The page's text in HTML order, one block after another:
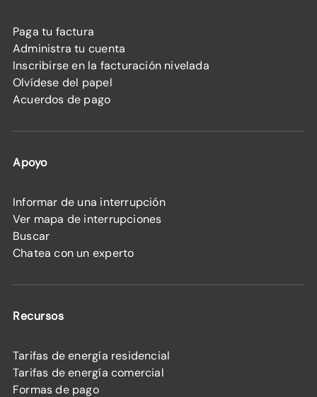
Paga tu factura
Administra tu cuenta
Inscribirse en la facturación nivelada
Olvídese del papel
Acuerdos de pago
Apoyo
Informar de una interrupción
Ver mapa de interrupciones
Buscar
Chatea con un experto
Recursos
Tarifas de energía residencial
Tarifas de energía comercial
Formas de pago